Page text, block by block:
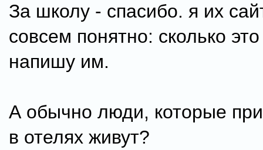
За школу - спасибо. я их
совсем понятно: сколько
напишу им.
А обычно люди, которые
в отелях живут?